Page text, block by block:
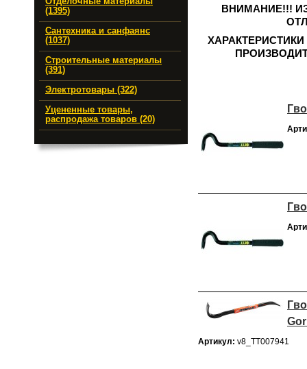
(1395)
Сантехника и санфаянс
(1037)
Строительные материалы
(391)
Электротовары (322)
Уцененные товары,
распродажа товаров (20)
ВНИМАНИЕ!!!
Артикул: v8_ТТ007941